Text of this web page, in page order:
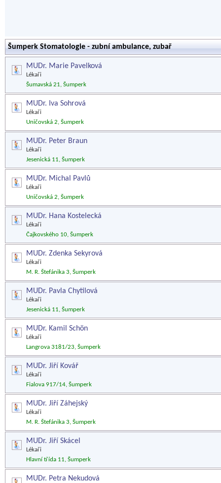
Šumperk Stomatologie - zubní ambulance, zubař
MUDr. Marie Pavelková
Lékaři
Šumavská 21, Šumperk
MUDr. Iva Sohrová
Lékaři
Uničovská 2, Šumperk
MUDr. Peter Braun
Lékaři
Jesenická 11, Šumperk
MUDr. Michal Pavlů
Lékaři
Uničovská 2, Šumperk
MUDr. Hana Kostelecká
Lékaři
Čajkovského 10, Šumperk
MUDr. Zdenka Sekyrová
Lékaři
M. R. Štefánika 3, Šumperk
MUDr. Pavla Chytilová
Lékaři
Jesenická 11, Šumperk
MUDr. Kamil Schön
Lékaři
Langrova 3181/23, Šumperk
MUDr. Jiří Kovář
Lékaři
Fialova 917/14, Šumperk
MUDr. Jiří Záhejský
Lékaři
M. R. Štefánika 3, Šumperk
MUDr. Jiří Skácel
Lékaři
Hlavní třída 11, Šumperk
MUDr. Petra Nekudová